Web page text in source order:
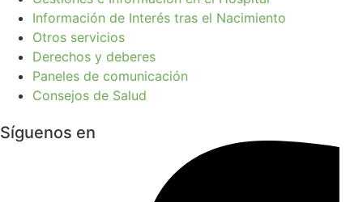
Información de Interés tras el Nacimiento
Otros servicios
Derechos y deberes
Paneles de comunicación
Consejos de Salud
Síguenos en